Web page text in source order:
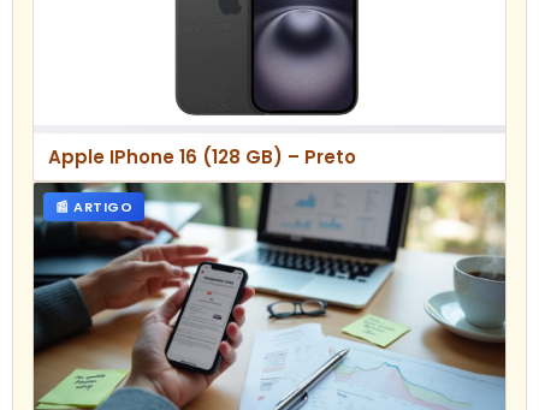
Apple IPhone 16 (128 GB) – Preto
📰 ARTIGO